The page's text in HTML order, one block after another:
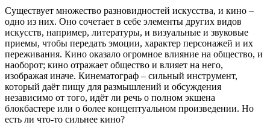
Существует множество разновидностей искусства, и кино –
одно из них. Оно сочетает в себе элементы других видов
искусств, например, литературы, и визуальные и звуковые
приемы, чтобы передать эмоции, характер персонажей и их
переживания. Кино оказало огромное влияние на общество, и
наоборот; кино отражает общество и влияет на него,
изображая иначе. Кинематограф – сильный инструмент,
который даёт пищу для размышлений и обсуждения
независимо от того, идёт ли речь о полном экшена
блокбастере или о более концептуальном произведении. Но
есть ли что-то сильнее кино?